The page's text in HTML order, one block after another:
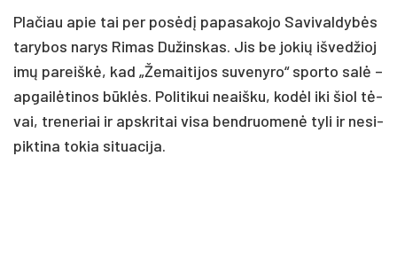
Pla­čiau apie tai per po­sė­dį pa­pa­sa­ko­jo Sa­vi­val­dy­bės
ta­ry­bos na­rys Ri­mas Du­žins­kas. Jis be jo­kių iš­ve­džio­j
i­mų pa­reiš­kė, kad „Že­mai­ti­jos su­ve­ny­ro“ spor­to sa­lė –
ap­gai­lė­ti­nos būk­lės. Po­li­ti­kui neaiš­ku, ko­dėl iki šiol tė­
vai, tre­ne­riai ir ap­skri­tai vi­sa bend­ruo­me­nė ty­li ir ne­si­
pik­ti­na to­kia si­tua­ci­ja.